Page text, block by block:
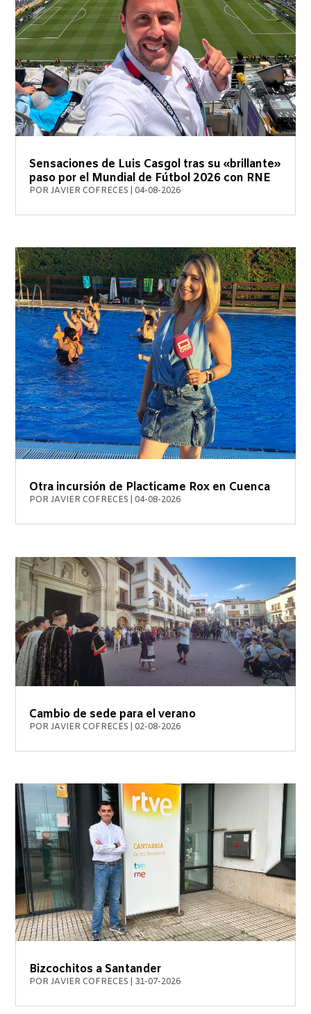
Sensaciones de Luis Casgol tras su «brillante»
paso por el Mundial de Fútbol 2026 con RNE
PORJAVIER COFRECES 04-08-2026
Otra incursión de Placticame Rox en Cuenca
PORJAVIER COFRECES 04-08-2026
Cambio de sede para el verano
PORJAVIER COFRECES 02-08-2026
Bizcochitos a Santander
PORJAVIER COFRECES 31-07-2026